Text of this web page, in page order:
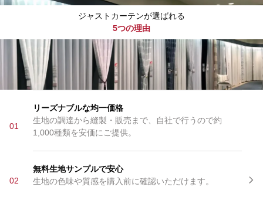
ジャストカーテンが選ばれる
5つの理由
01
リーズナブルな均一価格
生地の調達から縫製・販売まで、自社で行うので約
1,000種類を安価にご提供。
02
無料生地サンプルで安心
生地の色味や質感を購入前に確認いただけます。